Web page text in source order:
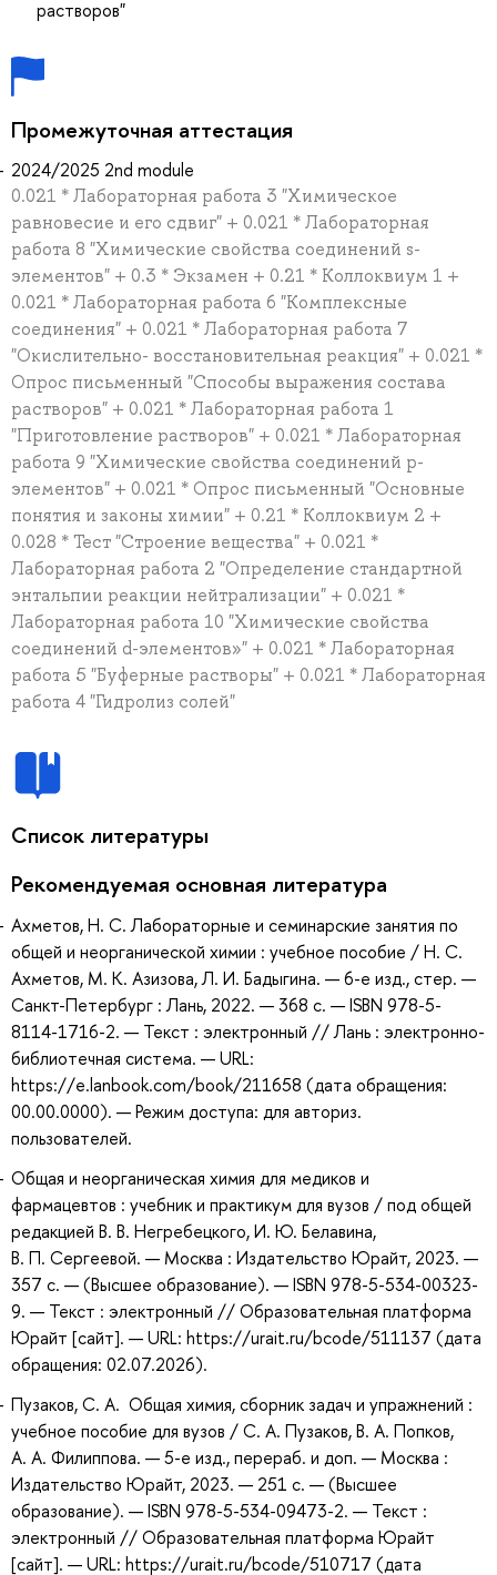
растворов"
Промежуточная аттестация
2024/2025 2nd module
0.021 * Лабораторная работа 3 "Химическое
равновесие и его сдвиг" + 0.021 * Лабораторная
работа 8 "Химические свойства соединений s-
элементов" + 0.3 * Экзамен + 0.21 * Коллоквиум 1 +
0.021 * Лабораторная работа 6 "Комплексные
соединения" + 0.021 * Лабораторная работа 7
"Окислительно- восстановительная реакция" + 0.021 *
Опрос письменный "Способы выражения состава
растворов" + 0.021 * Лабораторная работа 1
"Приготовление растворов" + 0.021 * Лабораторная
работа 9 "Химические свойства соединений p-
элементов" + 0.021 * Опрос письменный "Основные
понятия и законы химии" + 0.21 * Коллоквиум 2 +
0.028 * Тест "Строение вещества" + 0.021 *
Лабораторная работа 2 "Определение стандартной
энтальпии реакции нейтрализации" + 0.021 *
Лабораторная работа 10 "Химические свойства
соединений d-элементов»" + 0.021 * Лабораторная
работа 5 "Буферные растворы" + 0.021 * Лабораторная
работа 4 "Гидролиз солей"
Список литературы
Рекомендуемая основная литература
Ахметов, Н. С. Лабораторные и семинарские занятия по
общей и неорганической химии : учебное пособие / Н. С.
Ахметов, М. К. Азизова, Л. И. Бадыгина. — 6-е изд., стер. —
Санкт-Петербург : Лань, 2022. — 368 с. — ISBN 978-5-
8114-1716-2. — Текст : электронный // Лань : электронно-
библиотечная система. — URL:
https://e.lanbook.com/book/211658 (дата обращения:
00.00.0000). — Режим доступа: для авториз.
пользователей.
Общая и неорганическая химия для медиков и
фармацевтов : учебник и практикум для вузов / под общей
редакцией В. В. Негребецкого, И. Ю. Белавина,
В. П. Сергеевой. — Москва : Издательство Юрайт, 2023. —
357 с. — (Высшее образование). — ISBN 978-5-534-00323-
9. — Текст : электронный // Образовательная платформа
Юрайт [сайт]. — URL: https://urait.ru/bcode/511137 (дата
обращения: 02.07.2026).
Пузаков, С. А. Общая химия, сборник задач и упражнений :
учебное пособие для вузов / С. А. Пузаков, В. А. Попков,
А. А. Филиппова. — 5-е изд., перераб. и доп. — Москва :
Издательство Юрайт, 2023. — 251 с. — (Высшее
образование). — ISBN 978-5-534-09473-2. — Текст :
электронный // Образовательная платформа Юрайт
[сайт]. — URL: https://urait.ru/bcode/510717 (дата